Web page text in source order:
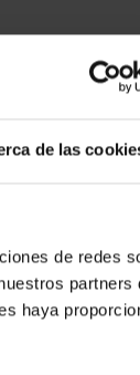
de las
de redes
partners
haya